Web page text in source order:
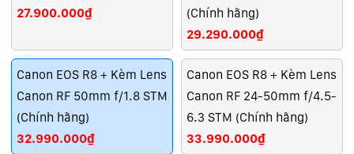
27.900.000₫
(Chính hãng)
29.290.000₫
Canon EOS R8 + Kèm Lens
Canon RF 50mm f/1.8 STM
(Chính hãng)
32.990.000₫
Canon EOS R8 + Kèm Lens
Canon RF 24-50mm f/4.5-
6.3 STM (Chính hãng)
33.990.000₫